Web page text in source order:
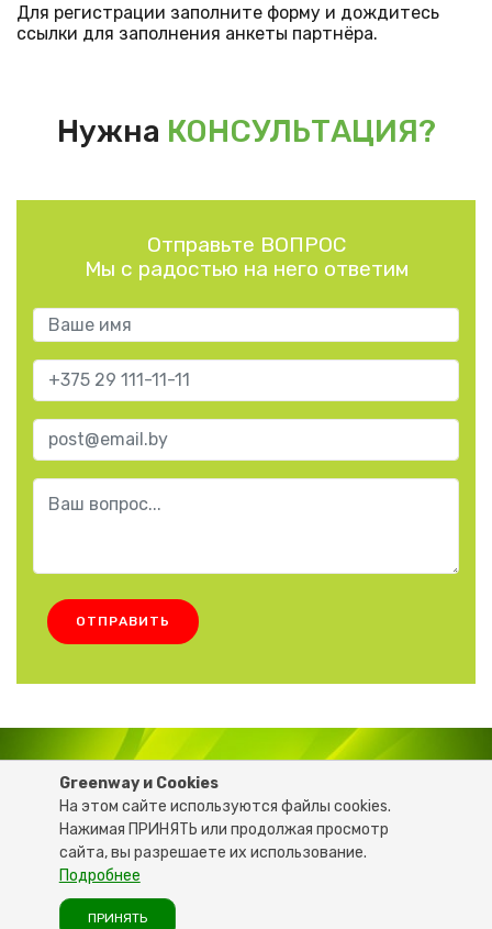
Для регистрации заполните форму и дождитесь
ссылки для заполнения анкеты партнёра.
Нужна КОНСУЛЬТАЦИЯ?
Отправьте ВОПРОС
Мы с радостью на него ответим
ОТПРАВИТЬ
+375 296206681
© 2020 GREEN-LIFE.BY - Все права защищены
При разработке сайта партнёра были использованы
материалы с сайта компании GREENWAYSTART.COM
Greenway и Cookies
На этом сайте используются файлы cookies.
Нажимая ПРИНЯТЬ или продолжая просмотр
сайта, вы разрешаете их использование.
Подробнее
ПРИНЯТЬ